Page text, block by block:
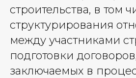
строительства, в том
структурирования
между участниками
подготовки
заключаемых в